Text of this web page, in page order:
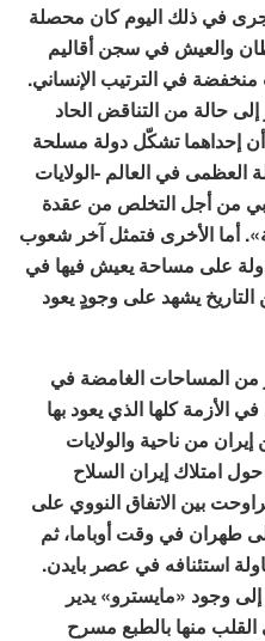
جرى في ذلك اليوم كان محصلة
والعيش في سجن أقاليم
في الترتيب الإنساني.
حالة من التناقض الحاد
إحداهما تشكّل دولة مسلحة
العظمى في العالم -الولايات
من أجل التخلص من عقدة
أما الأخرى فتمثل آخر شعوب
على مساحة يعيش فيها في
يشهد على وجودٍ يعود
من المساحات الغامضة في
في الأزمة كلها الذي يعود بها
إيران من ناحية والولايات
امتلاك إيران السلاح
بين الاتفاق النووي على
طهران في وقت أوباما، ثم
استئنافه في عصر بايدن.
وجود «مايسترو» يدير
منها بالطبع مسرح